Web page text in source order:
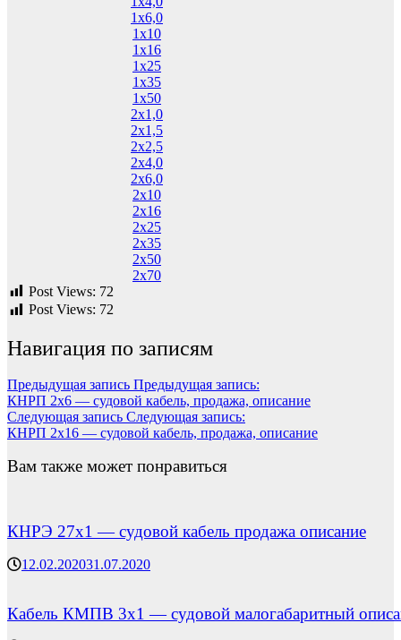
1х6,0
1х10
1х16
1х25
1х35
1х50
2х1,0
2х1,5
2х2,5
2х4,0
2х6,0
2х10
2х16
2х25
2х35
2х50
2х70
Post Views: 72
Post Views: 72
Навигация по записям
Предыдущая запись Предыдущая запись:
КНРП 2х6 — судовой кабель, продажа, описание
Следующая запись Следующая запись:
КНРП 2х16 — судовой кабель, продажа, описание
Вам также может понравиться
КНРЭ 27х1 — судовой кабель продажа описание
12.02.202031.07.2020
Кабель КМПВ 3х1 — судовой малогабаритный